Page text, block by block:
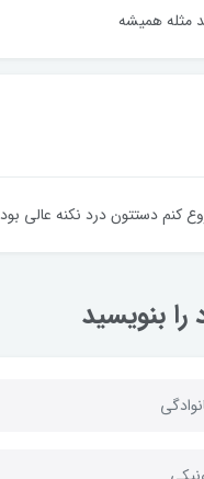
مثله همیشه
کنم دستتون درد نکنه عالی بود
بنویسید